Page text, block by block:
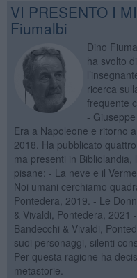
VI PRESENTO I
Fiumalbi
Dino
ha svolto
ricerca
frequente
-
Era a Napoleone e ritorno
2018. Ha pubblicato
ma presenti in
pisane: - La neve e il
Noi umani cerchiamo
Pontedera, 2019. - Le
& Vivaldi, Pontedera, 2021
Bandecchi & Vivaldi,
suoi personaggi, silenti
Per questa ragione ha
metastorie.